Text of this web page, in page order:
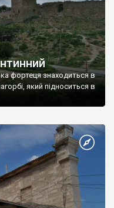
фортеця знаходиться в
який підноситься в